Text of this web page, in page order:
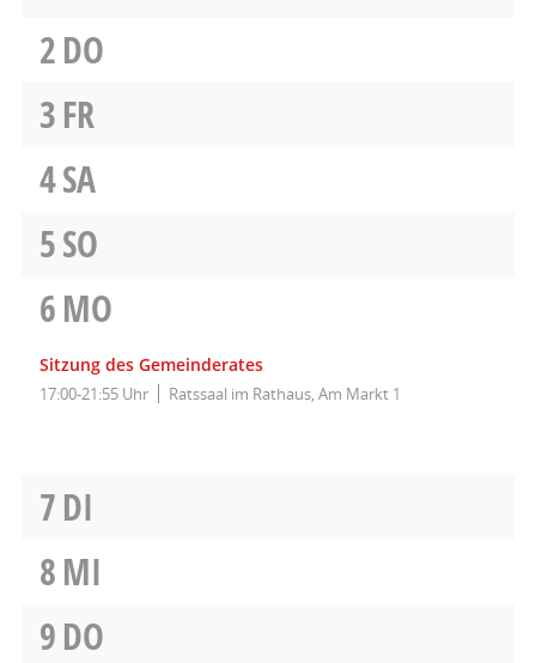
2DO
3FR
4SA
5SO
6MO
Sitzung des Gemeinderates
17:00-21:55 Uhr Ratssaal im Rathaus, Am Markt 1
7DI
8MI
9DO